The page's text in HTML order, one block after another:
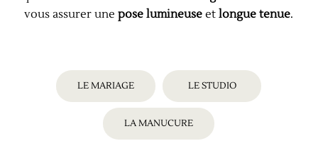
vous assurer unepose lumineuse etlongue tenue.
LE MARIAGE LE STUDIO
LA MANUCURE